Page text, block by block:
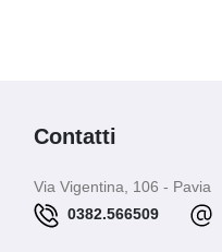
Contatti
Via Vigentina, 106 - Pavia
0382.566509